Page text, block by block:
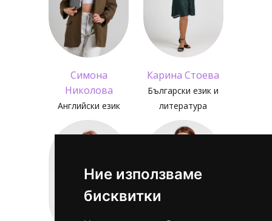
Ние използваме
бисквитки
Симона
Николова
Английски език
Карина Стоева
Български език и
литература